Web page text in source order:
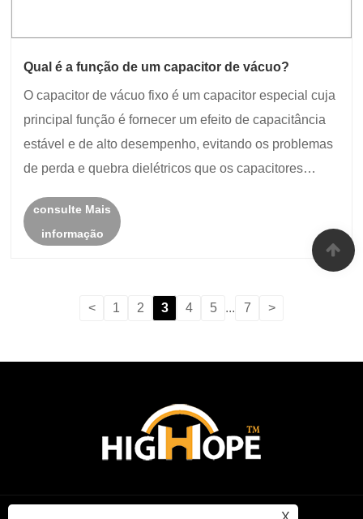
Qual é a função de um capacitor de vácuo?
O capacitor de vácuo fixo é um capacitor especial cuja
principal função é fornecer um efeito de capacitância
estável e de alto desempenho, evitando os problemas
de perda e quebra dielétricos que os capacitores
consulte Mais
informação
< 1 2 3 4 5 ... 7 >